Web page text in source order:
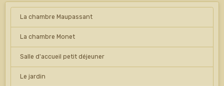
La chambre Maupassant
La chambre Monet
Salle d'accueil petit déjeuner
Le jardin